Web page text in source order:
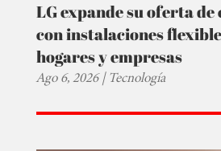
LG expande su oferta
con instalaciones
hogares y empresas
Ago 6, 2026|Tecnología